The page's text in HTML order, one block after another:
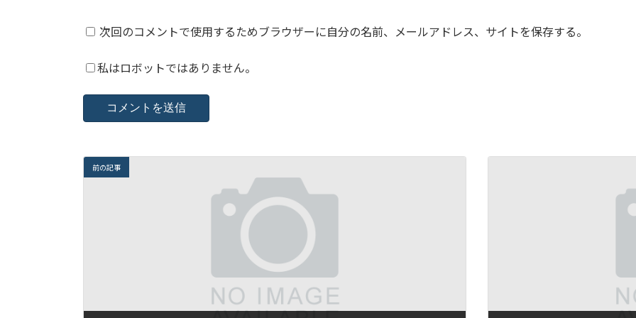
次回のコメントで使用するためブラウザーに自分の名前、メールアドレス、サイトを保存する。
私はロボットではありません。
前の記事